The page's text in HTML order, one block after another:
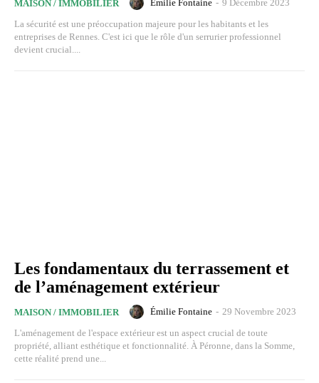
MAISON / IMMOBILIER Émilie Fontaine - 9 Décembre 2023
La sécurité est une préoccupation majeure pour les habitants et les
entreprises de Rennes. C'est ici que le rôle d'un serrurier professionnel
devient crucial....
Les fondamentaux du terrassement et
de l’aménagement extérieur
MAISON / IMMOBILIER Émilie Fontaine - 29 Novembre 2023
L'aménagement de l'espace extérieur est un aspect crucial de toute
propriété, alliant esthétique et fonctionnalité. À Péronne, dans la Somme,
cette réalité prend une...